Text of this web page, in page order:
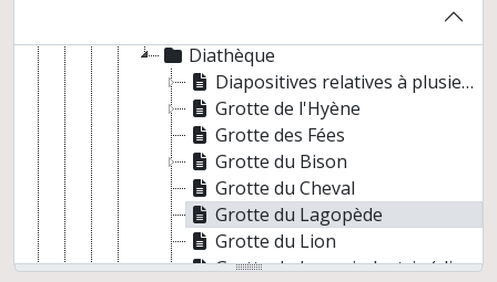
Tirages photographiques et négatifs
Diathèque
Diapositives relatives à plusieurs locus
Grotte de l'Hyène
Grotte des Fées
Grotte du Bison
Grotte du Cheval
Grotte du Lagopède
Grotte du Lion
Grotte du Loup, industrie (clichés A. Leroi-Gourhan)